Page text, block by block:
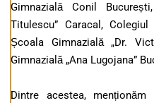
Gimnazială Conil
Titulescu” Caracal,
Școala Gimnazială „Dr.
Gimnazială „Ana Lugojana”
Dintre acestea,